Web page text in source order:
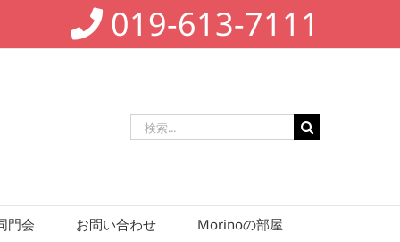
019-613-7111
索
門会 お問い合わせ Morinoの部屋